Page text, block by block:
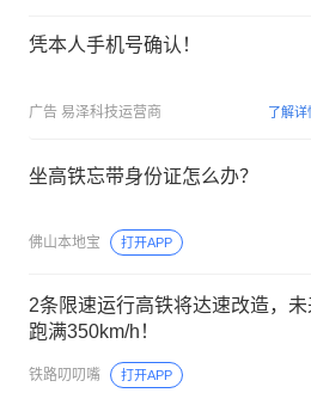
凭本人手机号确认！
广告 易泽科技运营商 了解详
坐高铁忘带身份证怎么办？
佛山本地宝 打开APP
2条限速运行高铁将达速改造，
跑满350km/h！
铁路叨叨嘴 打开APP